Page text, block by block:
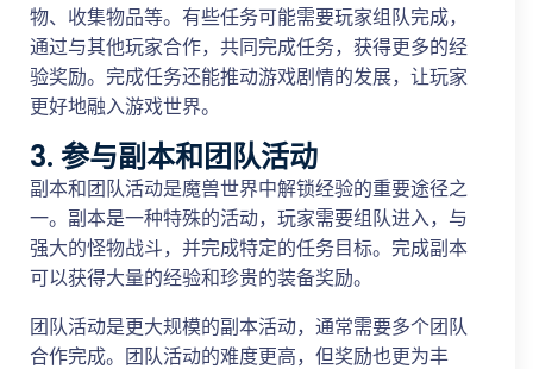
物、收集物品等。有些任务可能需要玩家组队完成，
通过与其他玩家合作，共同完成任务，获得更多的经
验奖励。完成任务还能推动游戏剧情的发展，让玩家
更好地融入游戏世界。
3. 参与副本和团队活动
副本和团队活动是魔兽世界中解锁经验的重要途径之
一。副本是一种特殊的活动，玩家需要组队进入，与
强大的怪物战斗，并完成特定的任务目标。完成副本
可以获得大量的经验和珍贵的装备奖励。
团队活动是更大规模的副本活动，通常需要多个团队
合作完成。团队活动的难度更高，但奖励也更为丰